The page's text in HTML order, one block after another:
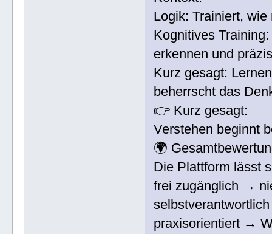
Logik: Trainiert,
Kognitives
erkennen und
Kurz gesagt:
beherrscht das
👉 Kurz gesagt:
Verstehen beginnt
🌍
Die Plattform lässt
frei zugänglich →
praxisorientiert →